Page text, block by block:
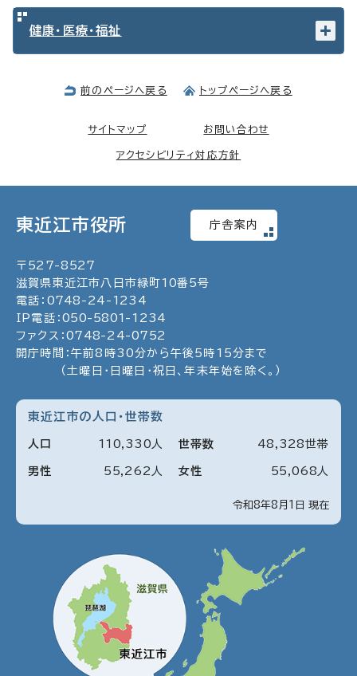
健康・医療・福祉
前のページへ戻る トップページへ戻る
サイトマップ お問い合わせ
アクセシビリティ対応方針
東近江市役所 庁舎案内
〒 527-8527
滋賀県東近江市八日市緑町10番5号
電話： 0748 - 24 - 1234
IP電話： 050- 5801 - 1234
ファクス： 0748- 24-0752
開庁時間：午前8時30分から午後5時15分まで
（土曜日・日曜日・祝日、年末年始を除く。）
東近江市の人口・世帯数
令和8年8月1日 現在
人口 110 330 人
男性 55 262 人 女性 55 068 人
世帯数 48 328世帯